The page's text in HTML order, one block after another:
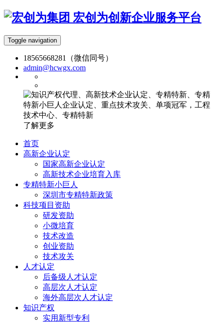
宏创为创新企业服务平台
Toggle navigation
18565668281（微信同号）
admin@hcwgx.com
了解更多
首页
高新企业认定
国家高新企业认定
高新技术企业培育入库
专精特新小巨人
深圳市专精特新政策
科技项目资助
研发资助
小微培育
技术改造
创业资助
技术攻关
人才认定
后备级人才认定
高层次人才认定
海外高层次人才认定
知识产权
实用新型专利